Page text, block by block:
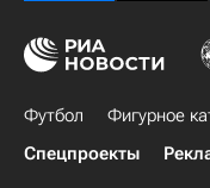
Футбол Фигурное
Спецпроекты